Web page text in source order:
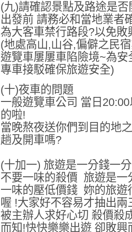
(九)請確認景點及路途是否
出發前 請務必和當地業者
為大客車禁行路段?以免敗
(地處高山,山谷,偏僻之民
遊覽車屢屢車陷險境~為
專車接駁確保旅遊安全)
(十)夜車的問題
一般遊覽車公司 當日
的啦!
當晚熬夜送你們到目的地
趟及開車嗎?
(十加一) 旅遊是一分錢一
不要一味的殺價 旅遊是一
一味的壓低價錢 妳的旅遊
喔 !大家好不容易才抽出
被主辦人求好心切 殺價殺
而知!快快樂樂出遊 卻敗